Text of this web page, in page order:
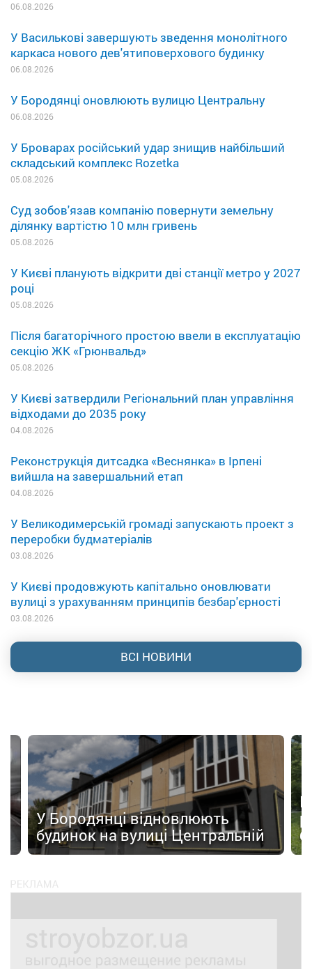
06.08.2026
У Василькові завершують зведення монолітного
каркаса нового дев'ятиповерхового будинку
06.08.2026
У Бородянці оновлюють вулицю Центральну
06.08.2026
У Броварах російський удар знищив найбільший
складський комплекс Rozetka
05.08.2026
Суд зобов'язав компанію повернути земельну
ділянку вартістю 10 млн гривень
05.08.2026
У Києві планують відкрити дві станції метро у 2027
році
05.08.2026
Після багаторічного простою ввели в експлуатацію
секцію ЖК «Грюнвальд»
05.08.2026
У Києві затвердили Регіональний план управління
відходами до 2035 року
04.08.2026
Реконструкція дитсадка «Веснянка» в Ірпені
вийшла на завершальний етап
04.08.2026
У Великодимерській громаді запускають проект з
переробки будматеріалів
03.08.2026
У Києві продовжують капітально оновлювати
вулиці з урахуванням принципів безбар'єрності
03.08.2026
ВСІ НОВИНИ
У Бородянці відновлюють
будинок на вулиці Центральній